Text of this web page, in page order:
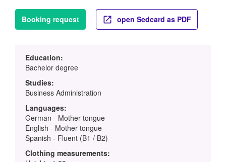
Booking request open Sedcard as PDF
Education:
Bachelor degree
Studies:
Business Administration
Languages:
German - Mother tongue
English - Mother tongue
Spanish - Fluent (B1 / B2)
Clothing measurements: